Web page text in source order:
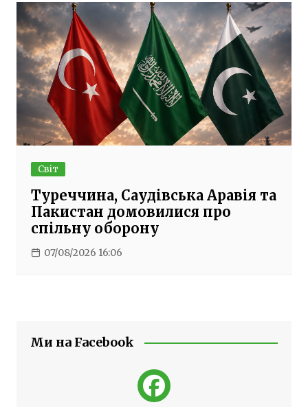
Світ
Туреччина, Саудівська Аравія та
Пакистан домовилися про
спільну оборону
07/08/2026 16:06
Ми на Facebook